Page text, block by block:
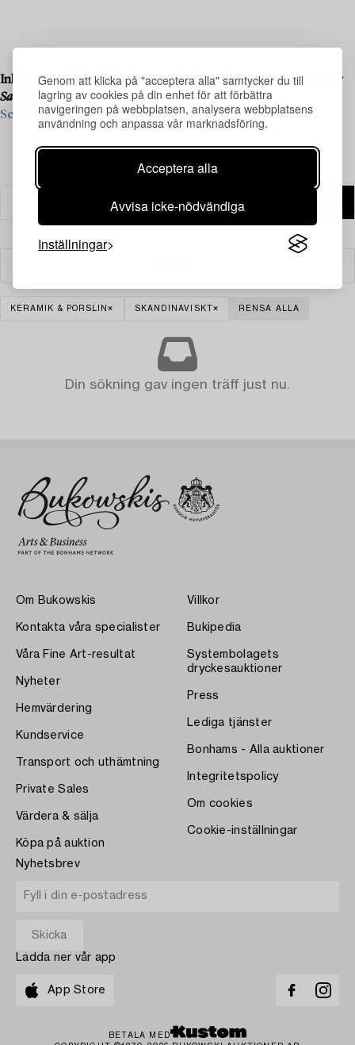
Genom att klicka på "acceptera alla" samtycker du till
lagring av cookies på din enhet för att förbättra
navigeringen på webbplatsen, analysera webbplatsens
användning och anpassa vår marknadsföring.
Acceptera alla
Avvisa icke-nödvändiga
Inställningar
Inlämning pågår till vår kommande liveauktionImportant Winter
Sale
, den 11–13 december.
Se vad vi söker och kontakta oss för värdering ›
KERAMIK & PORSLIN SKANDINAVISKT RENSA ALLA
Din sökning gav ingen träff just nu.
Om Bukowskis
Kontakta våra specialister
Våra Fine Art-resultat
Nyheter
Hemvärdering
Kundservice
Transport och uthämtning
Private Sales
Värdera & sälja
Köpa på auktion
Villkor
Bukipedia
Systembolagets
dryckesauktioner
Press
Lediga tjänster
Bonhams - Alla auktioner
Integritetspolicy
Om cookies
Cookie-inställningar
Nyhetsbrev
Ladda ner vår app
App Store
BETALA MED